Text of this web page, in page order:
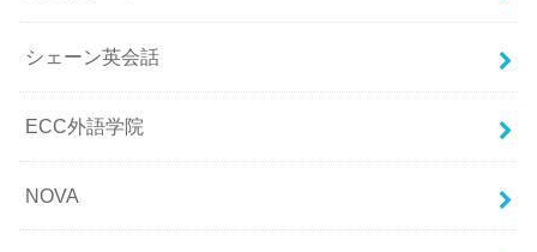
シェーン英会話
ECC外語学院
NOVA